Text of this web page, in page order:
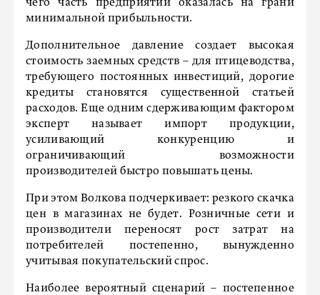
чего часть предприятий оказалась на грани
минимальной прибыльности.
Дополнительное давление создает высокая
стоимость заемных средств – для птицеводства,
требующего постоянных инвестиций, дорогие
кредиты становятся существенной статьей
расходов. Еще одним сдерживающим фактором
эксперт называет импорт продукции,
усиливающий конкуренцию и
ограничивающий возможности
производителей быстро повышать цены.
При этом Волкова подчеркивает: резкого скачка
цен в магазинах не будет. Розничные сети и
производители переносят рост затрат на
потребителей постепенно, вынужденно
учитывая покупательский спрос.
Наиболее вероятный сценарий – постепенное